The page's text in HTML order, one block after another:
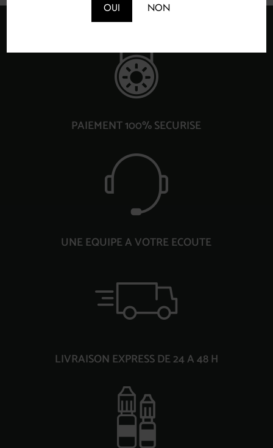
OUI NON
PAIEMENT 100% SECURISE
UNE EQUIPE A VOTRE ECOUTE
LIVRAISON EXPRESS DE 24 A 48 H